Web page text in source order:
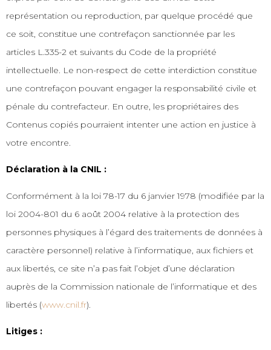
représentation ou reproduction, par quelque procédé que
ce soit, constitue une contrefaçon sanctionnée par les
articles L.335-2 et suivants du Code de la propriété
intellectuelle. Le non-respect de cette interdiction constitue
une contrefaçon pouvant engager la responsabilité civile et
pénale du contrefacteur. En outre, les propriétaires des
Contenus copiés pourraient intenter une action en justice à
votre encontre.
Déclaration à la CNIL :
Conformément à la loi 78-17 du 6 janvier 1978 (modifiée par la
loi 2004-801 du 6 août 2004 relative à la protection des
personnes physiques à l’égard des traitements de données à
caractère personnel) relative à l’informatique, aux fichiers et
aux libertés, ce site n’a pas fait l’objet d’une déclaration
auprès de la Commission nationale de l’informatique et des
libertés (www.cnil.fr).
Litiges :